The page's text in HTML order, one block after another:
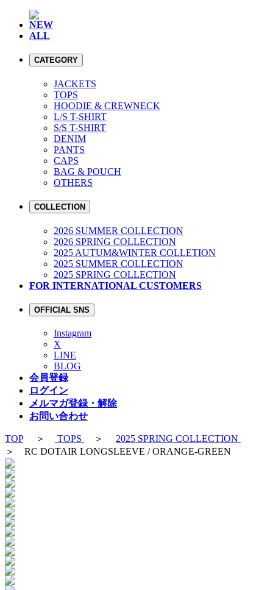
NEW
ALL
CATEGORY
JACKETS
TOPS
HOODIE & CREWNECK
L/S T-SHIRT
S/S T-SHIRT
DENIM
PANTS
CAPS
BAG & POUCH
OTHERS
COLLECTION
2026 SUMMER COLLECTION
2026 SPRING COLLECTION
2025 AUTUM&WINTER COLLETION
2025 SUMMER COLLECTION
2025 SPRING COLLECTION
FOR INTERNATIONAL CUSTOMERS
OFFICIAL SNS
Instagram
X
LINE
BLOG
会員登録
ログイン
メルマガ登録・解除
お問い合わせ
TOP＞ TOPS ＞ 2025 SPRING COLLECTION
＞ RC DOTAIR LONGSLEEVE / ORANGE-GREEN